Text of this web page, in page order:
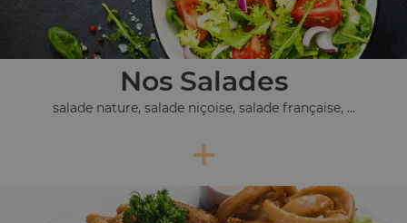
Nos Salades
salade nature, salade niçoise, salade française, ...
+